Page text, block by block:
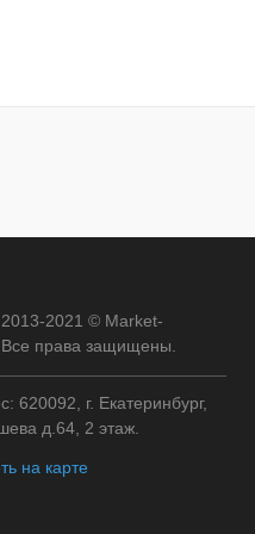
2021 © Market-
права защищены.
620092, г. Екатеринбург,
д.64, 2 этаж.
на карте